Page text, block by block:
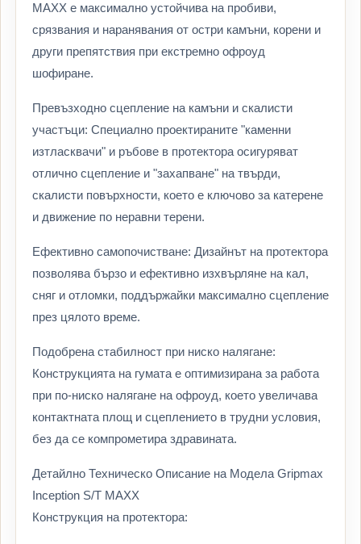
MAXX е максимално устойчива на пробиви,
срязвания и наранявания от остри камъни, корени и
други препятствия при екстремно офроуд
шофиране.
Превъзходно сцепление на камъни и скалисти
участъци: Специално проектираните "каменни
изтласквачи" и ръбове в протектора осигуряват
отлично сцепление и "захапване" на твърди,
скалисти повърхности, което е ключово за катерене
и движение по неравни терени.
Ефективно самопочистване: Дизайнът на протектора
позволява бързо и ефективно изхвърляне на кал,
сняг и отломки, поддържайки максимално сцепление
през цялото време.
Подобрена стабилност при ниско налягане:
Конструкцията на гумата е оптимизирана за работа
при по-ниско налягане на офроуд, което увеличава
контактната площ и сцеплението в трудни условия,
без да се компрометира здравината.
Детайлно Техническо Описание на Модела Gripmax
Inception S/T MAXX
Конструкция на протектора: